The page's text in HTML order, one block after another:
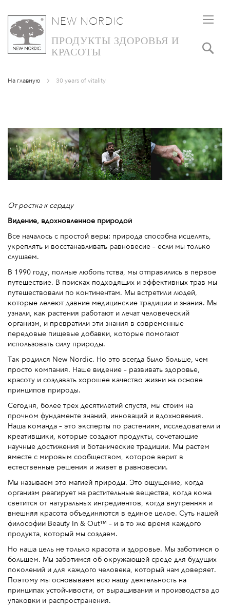
NEW NORDIC
ПРОДУКТЫ ЗДОРОВЬЯ И
КРАСОТЫ
SKIP
TO
CONTENT
На главную 30 years of vitality
От ростка к сердцу
Видение, вдохновленное природой
Все началось с простой веры: природа способна исцелять,
укреплять и восстанавливать равновесие – если мы только
слушаем.
В 1990 году, полные любопытства, мы отправились в первое
путешествие. В поисках подходящих и эффективных трав мы
путешествовали по континентам. Мы встретили людей,
которые лелеют давние медицинские традиции и знания. Мы
узнали, как растения работают и лечат человеческий
организм, и превратили эти знания в современные
передовые пищевые добавки, которые помогают
использовать силу природы.
Так родился New Nordic. Но это всегда было больше, чем
просто компания. Наше видение – развивать здоровье,
красоту и создавать хорошее качество жизни на основе
принципов природы.
Сегодня, более трех десятилетий спустя, мы стоим на
прочном фундаменте знаний, инноваций и вдохновения.
Наша команда – это эксперты по растениям, исследователи и
креативщики, которые создают продукты, сочетающие
научные достижения и ботанические традиции. Мы растем
вместе с мировым сообществом, которое верит в
естественные решения и живет в равновесии.
Мы называем это магией природы. Это ощущение, когда
организм реагирует на растительные вещества, когда кожа
светится от натуральных ингредиентов, когда внутренняя и
внешняя красота объединяются в единое целое. Суть нашей
философии Beauty In & Out™ – и в то же время каждого
продукта, который мы создаем.
Но наша цель не только красота и здоровье. Мы заботимся о
большем. Мы заботимся об окружающей среде для будущих
поколений и для каждого человека, который нам доверяет.
Поэтому мы основываем всю нашу деятельность на
принципах устойчивости, от выращивания и производства до
упаковки и распространения.